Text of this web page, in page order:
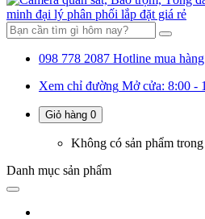
098 778 2087 Hotline mua hàng
Xem chỉ đường Mở cửa: 8:00 -
Giỏ hàng 0
Không có sản phẩm
Danh mục sản phẩm